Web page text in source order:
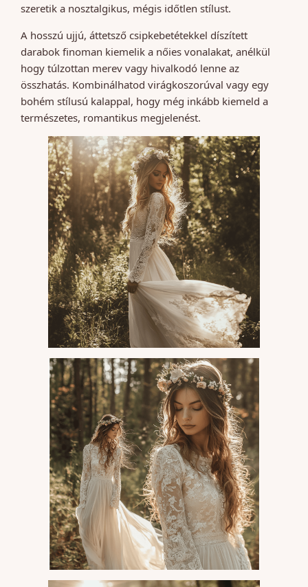
szeretik a nosztalgikus, mégis időtlen stílust.
A hosszú ujjú, áttetsző csipkebetétekkel díszített
darabok finoman kiemelik a nőies vonalakat, anélkül
hogy túlzottan merev vagy hivalkodó lenne az
összhatás. Kombinálhatod virágkoszorúval vagy egy
bohém stílusú kalappal, hogy még inkább kiemeld a
természetes, romantikus megjelenést.